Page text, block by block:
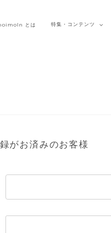
とは 特集・ コンテンツ
がお済みのお客様